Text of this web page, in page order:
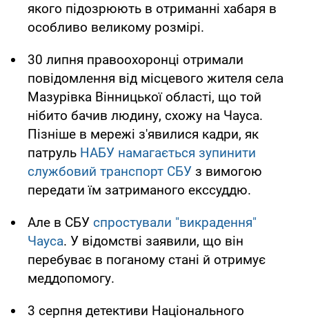
якого підозрюють в отриманні хабаря в
особливо великому розмірі.
30 липня правоохоронці отримали
повідомлення від місцевого жителя села
Мазурівка Вінницької області, що той
нібито бачив людину, схожу на Чауса.
Пізніше в мережі з'явилися кадри, як
патруль НАБУ намагається зупинити
службовий транспорт СБУ з вимогою
передати їм затриманого екссуддю.
Але в СБУ спростували "викрадення"
Чауса. У відомстві заявили, що він
перебуває в поганому стані й отримує
меддопомогу.
3 серпня детективи Національного